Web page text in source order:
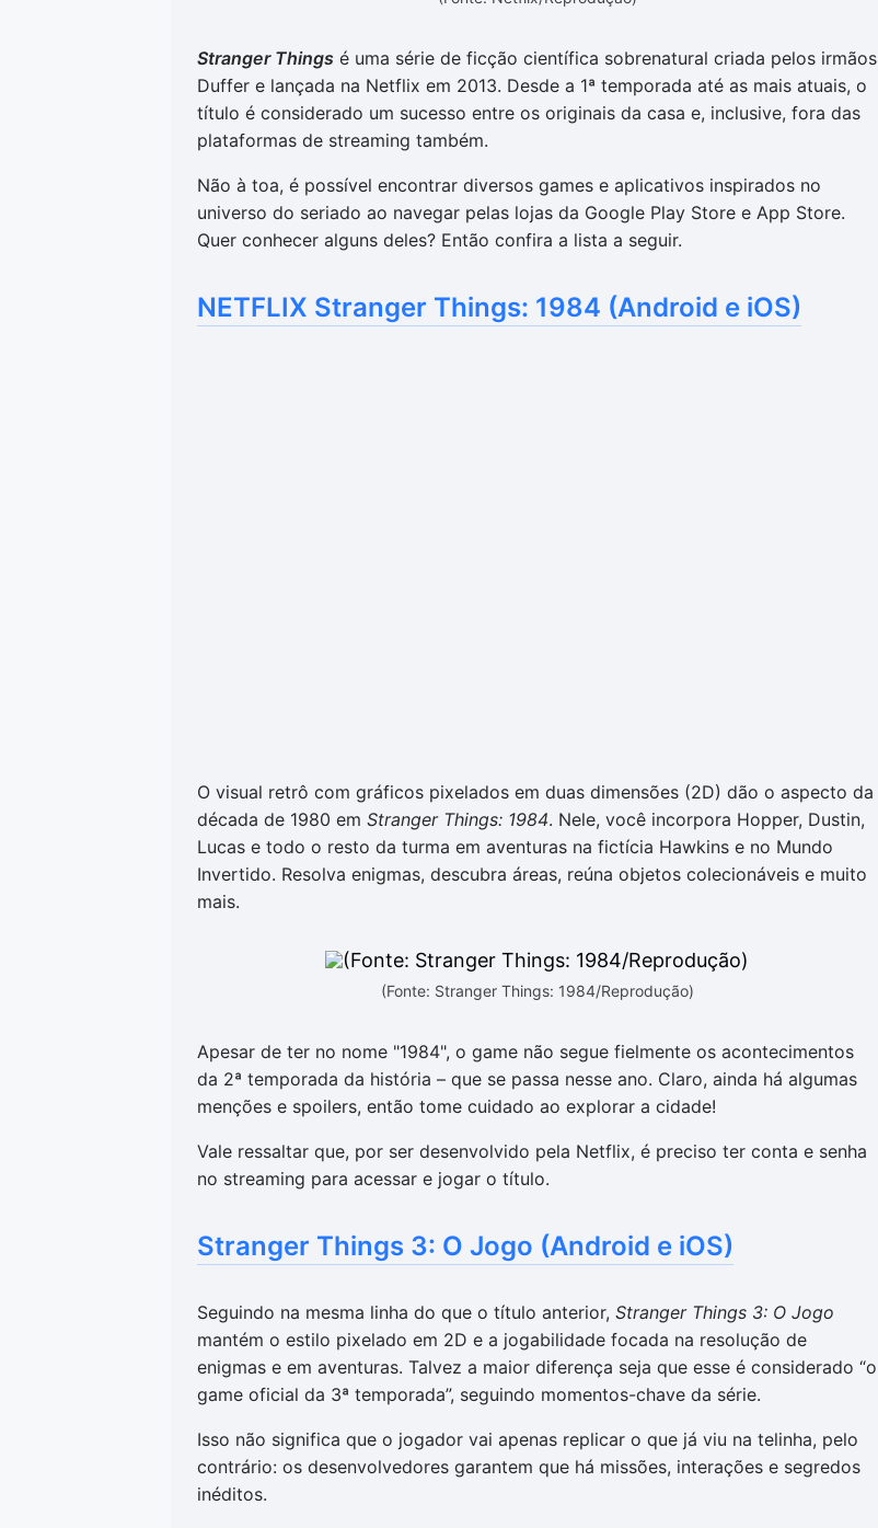
Stranger Things é uma série de ficção científica sobrenatural criada pelos irmãos
Duffer e lançada na Netflix em 2013. Desde a 1ª temporada até as mais atuais, o
título é considerado um sucesso entre os originais da casa e, inclusive, fora das
plataformas de streaming também.
Não à toa, é possível encontrar diversos games e aplicativos inspirados no
universo do seriado ao navegar pelas lojas da Google Play Store e App Store.
Quer conhecer alguns deles? Então confira a lista a seguir.
NETFLIX Stranger Things: 1984 (Android e iOS)
O visual retrô com gráficos pixelados em duas dimensões (2D) dão o aspecto da
década de 1980 em Stranger Things: 1984. Nele, você incorpora Hopper, Dustin,
Lucas e todo o resto da turma em aventuras na fictícia Hawkins e no Mundo
Invertido. Resolva enigmas, descubra áreas, reúna objetos colecionáveis e muito
mais.
(Fonte: Stranger Things: 1984/Reprodução)
Apesar de ter no nome "1984", o game não segue fielmente os acontecimentos
da 2ª temporada da história – que se passa nesse ano. Claro, ainda há algumas
menções e spoilers, então tome cuidado ao explorar a cidade!
Vale ressaltar que, por ser desenvolvido pela Netflix, é preciso ter conta e senha
no streaming para acessar e jogar o título.
Stranger Things 3: O Jogo (Android e iOS)
Seguindo na mesma linha do que o título anterior, Stranger Things 3: O Jogo
mantém o estilo pixelado em 2D e a jogabilidade focada na resolução de
enigmas e em aventuras. Talvez a maior diferença seja que esse é considerado “o
game oficial da 3ª temporada”, seguindo momentos-chave da série.
Isso não significa que o jogador vai apenas replicar o que já viu na telinha, pelo
contrário: os desenvolvedores garantem que há missões, interações e segredos
inéditos.